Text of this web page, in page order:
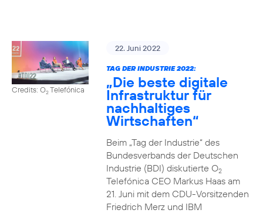
Credits: O2Telefónica
22. Juni 2022
TAG DER INDUSTRIE 2022:
„Die beste digitale
Infrastruktur für
nachhaltiges
Wirtschaften“
Beim „Tag der Industrie“ des
Bundesverbands der Deutschen
Industrie (BDI) diskutierte O2
Telefónica CEO Markus Haas am
21. Juni mit dem CDU-Vorsitzenden
Friedrich Merz und IBM